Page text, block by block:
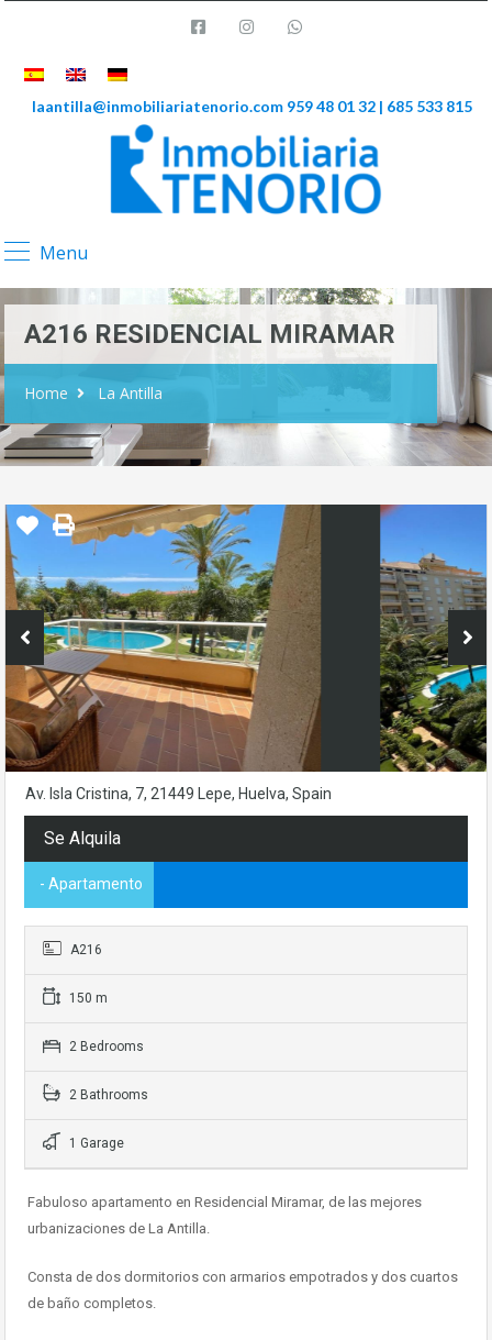
laantilla@inmobiliariatenorio.com 959 48 01 32 | 685 533 815
Menu
A216 RESIDENCIAL MIRAMAR
Home La Antilla
Av. Isla Cristina, 7, 21449 Lepe, Huelva, Spain
Se Alquila
- Apartamento
A216
150 m
2 Bedrooms
2 Bathrooms
1 Garage
Fabuloso apartamento en Residencial Miramar, de las mejores
urbanizaciones de La Antilla.
Consta de dos dormitorios con armarios empotrados y dos cuartos
de baño completos.